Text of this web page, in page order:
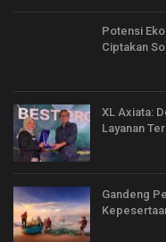
Potensi
Ciptakan
XL Axiata:
Layanan
Gandeng